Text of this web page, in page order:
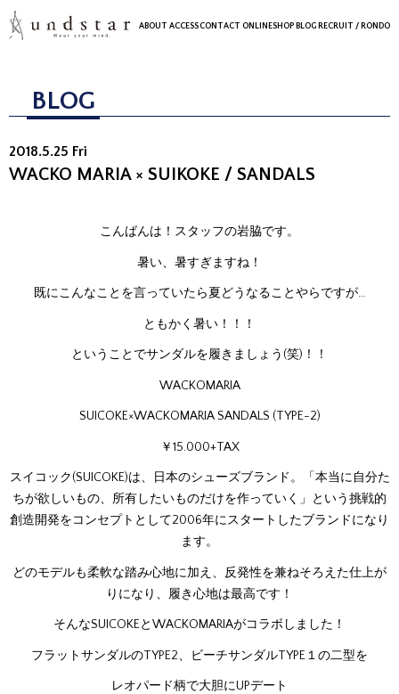
ABOUT ACCESSCONTACT ONLINESHOP BLOG RECRUIT / RONDO
BLOG
2018.5.25 Fri
WACKO MARIA × SUIKOKE / SANDALS
こんばんは！スタッフの岩脇です。
暑い、暑すぎますね！
既にこんなことを言っていたら夏どうなることやらですが…
ともかく暑い！！！
ということでサンダルを履きましょう(笑)！！
WACKOMARIA
SUICOKE×WACKOMARIA SANDALS (TYPE-2)
￥15.000+TAX
スイコック(SUICOKE)は、日本のシューズブランド。「本当に自分た
ちが欲しいもの、所有したいものだけを作っていく」という挑戦的
創造開発をコンセプトとして2006年にスタートしたブランドになり
ます。
どのモデルも柔軟な踏み心地に加え、反発性を兼ねそろえた仕上が
りになり、履き心地は最高です！
そんなSUICOKEとWACKOMARIAがコラボしました！
フラットサンダルのTYPE2、ビーチサンダルTYPE１の二型を
レオパード柄で大胆にUPデート